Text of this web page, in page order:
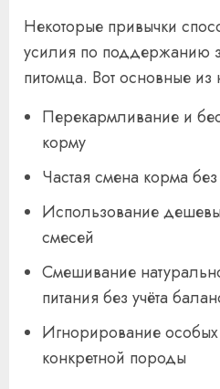
Некоторые привычки
усилия по поддержанию
питомца. Вот основные из
Перекармливание и
корму
Частая смена корма
Использование
смесей
Смешивание
питания без учёта
Игнорирование особых
конкретной породы